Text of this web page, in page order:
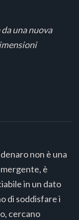
una nuova
non è una
è
in un dato
di soddisfare i
cercano